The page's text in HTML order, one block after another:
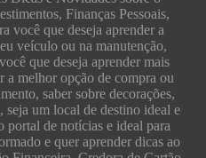
Finanças Pessoais,
você que deseja aprender a
veículo ou na manutenção,
que deseja aprender mais
a melhor opção de compra ou
saber sobre decorações,
seja um local de destino ideal e
portal de notícias e ideal para
e quer aprender dicas ao